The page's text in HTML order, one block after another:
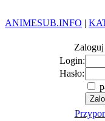
ANIMESUB.INFO |
Zaloguj
Login:
Hasło: